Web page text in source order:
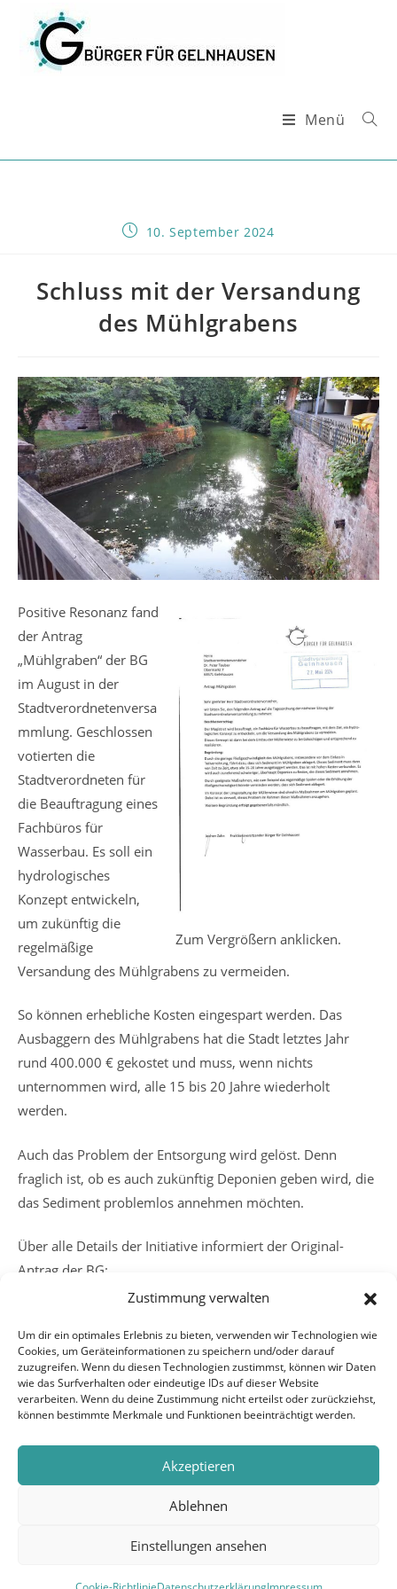
Zustimmung verwalten
Um dir ein optimales Erlebnis zu bieten, verwenden wir Technologien wie
Cookies, um Geräteinformationen zu speichern und/oder darauf
zuzugreifen. Wenn du diesen Technologien zustimmst, können wir Daten
wie das Surfverhalten oder eindeutige IDs auf dieser Website
verarbeiten. Wenn du deine Zustimmung nicht erteilst oder zurückziehst,
können bestimmte Merkmale und Funktionen beeinträchtigt werden.
Akzeptieren
Ablehnen
Einstellungen ansehen
springen
Menü
Beitrag10. September 2024
Schluss mit der Versandung
des Mühlgrabens
Zum Vergrößern anklicken.
Positive Resonanz fand
der Antrag
„Mühlgraben“ der BG
im August in der
Stadtverordnetenversa
mmlung. Geschlossen
votierten die
Stadtverordneten für
die Beauftragung eines
Fachbüros für
Wasserbau. Es soll ein
hydrologisches
Konzept entwickeln,
um zukünftig die
regelmäßige
Versandung des Mühlgrabens zu vermeiden.
So können erhebliche Kosten eingespart werden. Das
Ausbaggern des Mühlgrabens hat die Stadt letztes Jahr
rund 400.000 € gekostet und muss, wenn nichts
unternommen wird, alle 15 bis 20 Jahre wiederholt
werden.
Auch das Problem der Entsorgung wird gelöst. Denn
fraglich ist, ob es auch zukünftig Deponien geben wird, die
das Sediment problemlos annehmen möchten.
Über alle Details der Initiative informiert der Original-
Antrag der BG:
Weitere
Artikel
ansehen
Vorheriger Beitrag
Volle Zustimmung für mehr Schutz vor Starkregen
Nächster Beitrag
|DATENSCHUTZERKLÄRUNG|